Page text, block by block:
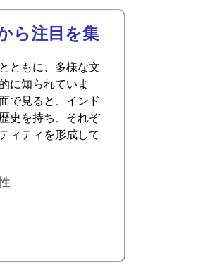
ら注目を集
ともに、多様な文
に知られていま
で見ると、インド
史を持ち、それぞ
ィティを形成して